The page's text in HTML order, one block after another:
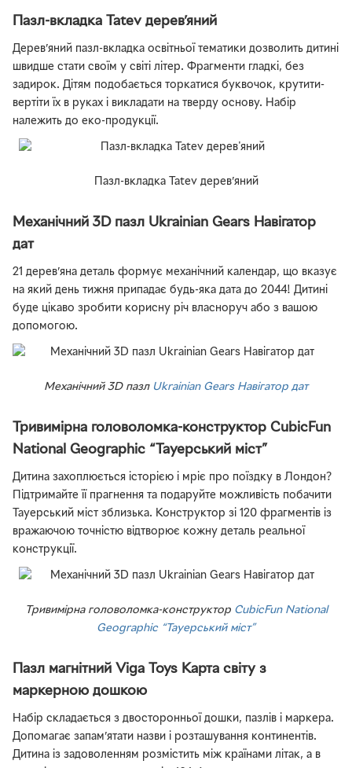
Пазл-вкладка Tatev дерев’яний
Дерев’яний пазл-вкладка освітньої тематики дозволить дитині
швидше стати своїм у світі літер. Фрагменти гладкі, без
задирок. Дітям подобається торкатися буквочок, крутити-
вертіти їх в руках і викладати на тверду основу. Набір
належить до еко-продукції.
Пазл-вкладка Tatev дерев’яний
Механічний 3D пазл Ukrainian Gears Навігатор
дат
21 дерев’яна деталь формує механічний календар, що вказує
на який день тижня припадає будь-яка дата до 2044! Дитині
буде цікаво зробити корисну річ власноруч або з вашою
допомогою.
Механічний 3D пазл Ukrainian Gears Навігатор дат
Тривимірна головоломка-конструктор CubicFun
National Geographic “Тауерський міст”
Дитина захоплюється історією і мріє про поїздку в Лондон?
Підтримайте її прагнення та подаруйте можливість побачити
Тауерський міст зблизька. Конструктор зі 120 фрагментів із
вражаючою точністю відтворює кожну деталь реальної
конструкції.
Тривимірна головоломка-конструктор CubicFun National
Geographic “Тауерський міст”
Пазл магнітний Viga Toys Карта світу з
маркерною дошкою
Набір складається з двосторонньої дошки, пазлів і маркера.
Допомагає запам’ятати назви і розташування континентів.
Дитина із задоволенням розмістить між країнами літак, а в